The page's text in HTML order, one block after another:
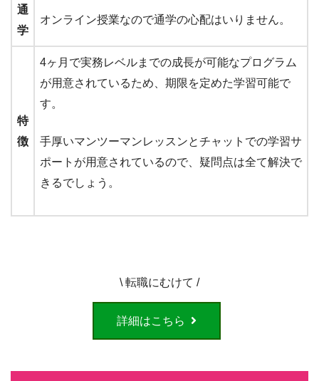
通
学
オンライン授業なので通学の心配はいりません。
特
徴
4ヶ月で実務レベルまでの成長が可能なプログラム
が用意されているため、期限を定めた学習可能で
す。
手厚いマンツーマンレッスンとチャットでの学習サ
ポートが用意されているので、疑問点は全て解決で
きるでしょう。
\ 転職にむけて /
詳細はこちら